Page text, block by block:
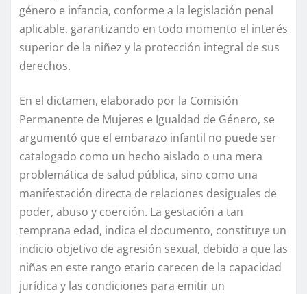
género e infancia, conforme a la legislación penal
aplicable, garantizando en todo momento el interés
superior de la niñez y la protección integral de sus
derechos.
En el dictamen, elaborado por la Comisión
Permanente de Mujeres e Igualdad de Género, se
argumentó que el embarazo infantil no puede ser
catalogado como un hecho aislado o una mera
problemática de salud pública, sino como una
manifestación directa de relaciones desiguales de
poder, abuso y coerción. La gestación a tan
temprana edad, indica el documento, constituye un
indicio objetivo de agresión sexual, debido a que las
niñas en este rango etario carecen de la capacidad
jurídica y las condiciones para emitir un